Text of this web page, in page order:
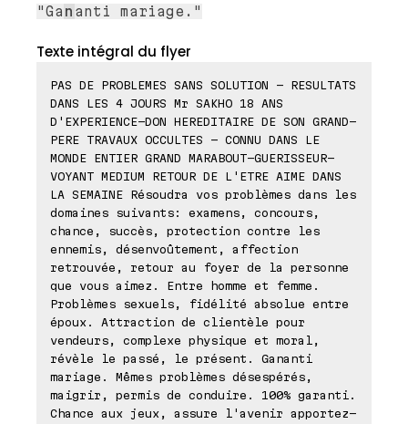
"Ga n anti mariage."
Texte intégral du flyer
PAS DE PROBLEMES SANS SOLUTION - RESULTATS
DANS LES 4 JOURS Mr SAKHO 18 ANS
D'EXPERIENCE-DON HEREDITAIRE DE SON GRAND-
PERE TRAVAUX OCCULTES - CONNU DANS LE
MONDE ENTIER GRAND MARABOUT-GUERISSEUR-
VOYANT MEDIUM RETOUR DE L'ETRE AIME DANS
LA SEMAINE Résoudra vos problèmes dans les
domaines suivants: examens, concours,
chance, succès, protection contre les
ennemis, désenvoûtement, affection
retrouvée, retour au foyer de la personne
que vous aimez. Entre homme et femme.
Problèmes sexuels, fidélité absolue entre
époux. Attraction de clientèle pour
vendeurs, complexe physique et moral,
révèle le passé, le présent. Gananti
mariage. Mêmes problèmes désespérés,
maigrir, permis de conduire. 100% garanti.
Chance aux jeux, assure l'avenir apportez-